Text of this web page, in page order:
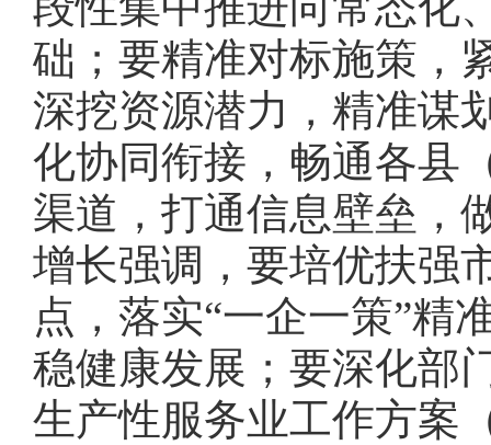
础；要精准对标施策，
深挖资源潜力，精准谋
化协同衔接，畅通各县
渠道，打通信息壁垒，
增长强调，要培优扶强
点，落实“一企一策”精
稳健康发展；要深化部
生产性服务业工作方案